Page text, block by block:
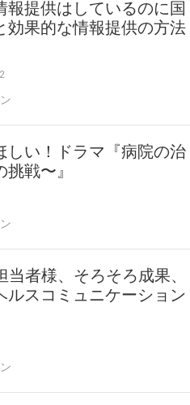
報提供はしているのに国
効果的な情報提供の方法
2
しい！ドラマ『病院の治
戦〜』
者様、そろそろ成果、
スコミュニケーション